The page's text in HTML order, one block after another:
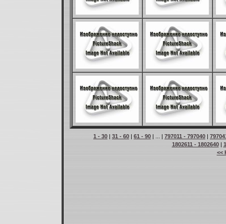
1 - 30 | 31 - 60 | 61 - 90 | ... | 797011 - 797040 |
1802611 - 1802640|
<<